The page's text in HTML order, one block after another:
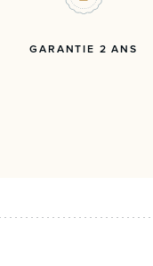
GARANTIE 2 ANS